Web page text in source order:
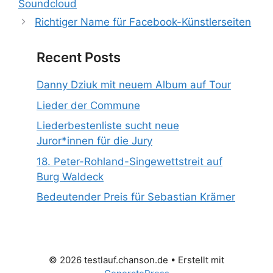
Soundcloud
Richtiger Name für Facebook-Künstlerseiten
Recent Posts
Danny Dziuk mit neuem Album auf Tour
Lieder der Commune
Liederbestenliste sucht neue
Juror*innen für die Jury
18. Peter-Rohland-Singewettstreit auf
Burg Waldeck
Bedeutender Preis für Sebastian Krämer
© 2026 testlauf.chanson.de • Erstellt mit